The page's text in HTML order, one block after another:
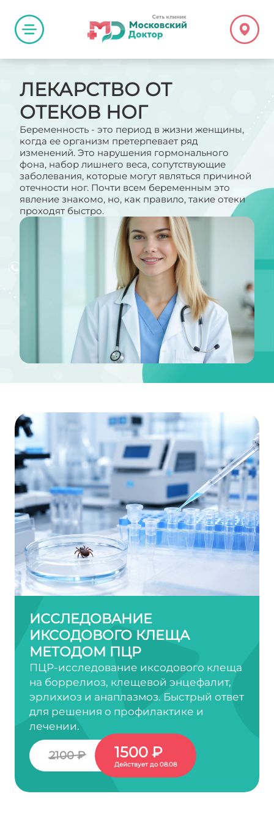
ЛЕКАРСТВО ОТ
ОТЕКОВ НОГ
Беременность - это период в жизни женщины,
когда ее организм претерпевает ряд
изменений. Это нарушения гормонального
фона, набор лишнего веса, сопутствующие
заболевания, которые могут являться причиной
отечности ног. Почти всем беременным это
явление знакомо, но, как правило, такие отеки
проходят быстро.
ИССЛЕДОВАНИЕ
ИКСОДОВОГО КЛЕЩА
МЕТОДОМ ПЦР
ПЦР-исследование иксодового клеща
на боррелиоз, клещевой энцефалит,
эрлихиоз и анаплазмоз. Быстрый ответ
для решения о профилактике и
лечении.
2100 ₽ 1500 ₽
Действует до 08.08